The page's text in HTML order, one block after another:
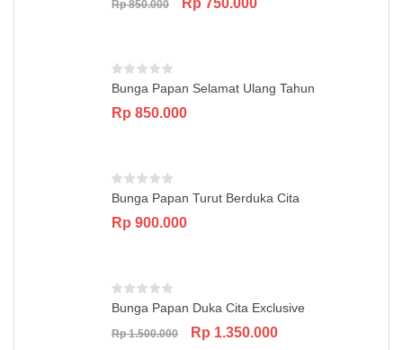
Rp850.000 Rp 750.000
Bunga Papan Selamat Ulang Tahun
Rp 850.000
Bunga Papan Turut Berduka Cita
Rp 900.000
Bunga Papan Duka Cita Exclusive
Rp1.500.000
Original
Rp 1.350.000Current